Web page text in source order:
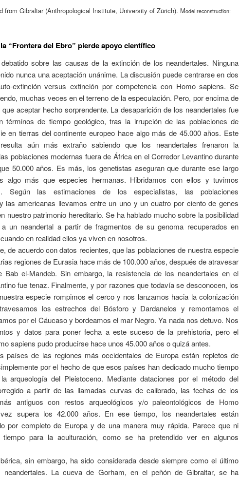
from Gibraltar (Anthropological Institute, University of Zürich). Model reconstruction:
“Frontera del Ebro” pierde apoyo científico
sobre las causas de la extinción de los neandertales. Ninguna
nunca una aceptación unánime. La discusión puede centrarse en dos
extinción versus extinción por competencia con Homo sapiens. Se
muchas veces en el terreno de la especulación. Pero, por encima de
aceptar hecho sorprendente. La desaparición de los neandertales fue
términos de tiempo geológico, tras la irrupción de las poblaciones de
en tierras del continente europeo hace algo más de 45.000 años. Este
aún más extraño sabiendo que los neandertales frenaron la
poblaciones modernas fuera de África en el Corredor Levantino durante
50.000 años. Es más, los genetistas aseguran que durante ese largo
algo más que especies hermanas. Hibridamos con ellos y tuvimos
Según las estimaciones de los especialistas, las poblaciones
las americanas llevamos entre un uno y un cuatro por ciento de genes
nuestro patrimonio hereditario. Se ha hablado mucho sobre la posibilidad
a un neandertal a partir de fragmentos de su genoma recuperados en
en realidad ellos ya viven en nosotros.
de acuerdo con datos recientes, que las poblaciones de nuestra especie
regiones de Eurasia hace más de 100.000 años, después de atravesar
Bab el-Mandeb. Sin embargo, la resistencia de los neandertales en el
fue tenaz. Finalmente, y por razones que todavía se desconocen, los
especie rompimos el cerco y nos lanzamos hacia la colonización
los estrechos del Bósforo y Dardanelos y remontamos el
por el Cáucaso y bordeamos el mar Negro. Ya nada nos detuvo. Nos
y datos para poner fecha a este suceso de la prehistoria, pero el
sapiens pudo producirse hace unos 45.000 años o quizá antes.
países de las regiones más occidentales de Europa están repletos de
por el hecho de que esos países han dedicado mucho tiempo
arqueología del Pleistoceno. Mediante dataciones por el método del
a partir de las llamadas curvas de calibrado, las fechas de los
antiguos con restos arqueológicos y/o paleontológicos de Homo
supera los 42.000 años. En ese tiempo, los neandertales están
por completo de Europa y de una manera muy rápida. Parece que ni
tiempo para la aculturación, como se ha pretendido ver en algunos
sin embargo, ha sido considerada desde siempre como el último
neandertales. La cueva de Gorham, en el peñón de Gibraltar, se ha